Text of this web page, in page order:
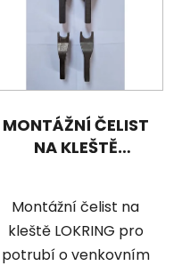
MONTÁŽNÍ ČELIST
NA KLEŠTĚ
Montážní čelist na
kleště LOKRING pro
potrubí o venkovním